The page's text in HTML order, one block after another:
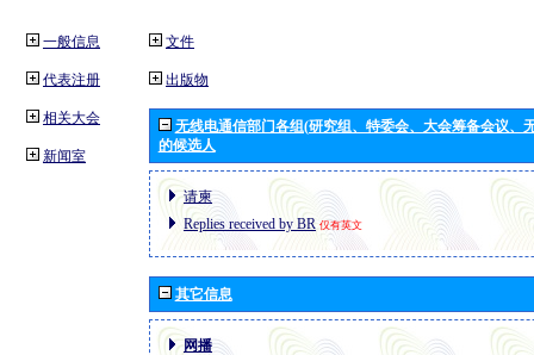
一般信息
代表注册
相关大会
新闻室
文件
出版物
无线电通信部门各组(研究组、特委会、大会筹备会议、
的候选人
请柬
Replies received by BR 仅有英文
其它信息
网播